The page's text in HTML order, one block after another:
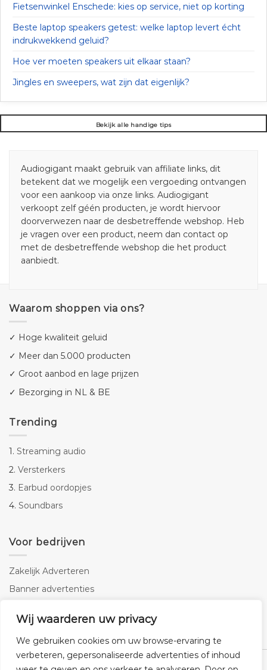
Wij waarderen uw privacy
We gebruiken cookies om uw browse-ervaring te
verbeteren, gepersonaliseerde advertenties of inhoud
Fietsenwinkel Enschede: kies op service, niet op korting
Beste laptop speakers getest: welke laptop levert écht
indrukwekkend geluid?
Hoe ver moeten speakers uit elkaar staan?
Jingles en sweepers, wat zijn dat eigenlijk?
Bekijk alle handige tips
Audiogigant maakt gebruik van affiliate links, dit
betekent dat we mogelijk een vergoeding ontvangen
voor een aankoop via onze links. Audiogigant
verkoopt zelf géén producten, je wordt hiervoor
doorverwezen naar de desbetreffende webshop. Heb
je vragen over een product, neem dan contact op
met de desbetreffende webshop die het product
aanbiedt.
Waarom shoppen via ons?
✓ Hoge kwaliteit geluid
✓ Meer dan 5.000 producten
✓ Groot aanbod en lage prijzen
✓ Bezorging in NL & BE
Trending
1. Streaming audio
2. Versterkers
3. Earbud oordopjes
4. Soundbars
Voor bedrijven
Zakelijk Adverteren
Banner advertenties
SEO copywriting